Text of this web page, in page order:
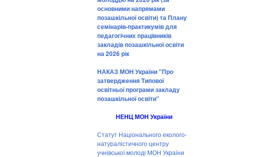
основними напрямами
позашкільної освіти) та Плану
семінарів-практикумів для
педагогічних працівників
закладів позашкільної освіти
на 2026 рік
НАКАЗ МОН України "Про
затвердження Типової
освітньої програми закладу
позашкільної освіти"
НЕНЦ МОН України
Статут Національного еколого-
натуралістичного центру
учнівської молоді МОН України